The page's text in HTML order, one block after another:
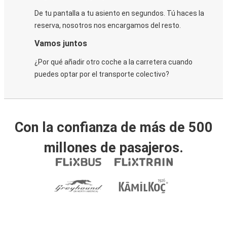
De tu pantalla a tu asiento en segundos. Tú haces la
reserva, nosotros nos encargamos del resto.
Vamos juntos
¿Por qué añadir otro coche a la carretera cuando
puedes optar por el transporte colectivo?
Con la confianza de más de 500
millones de pasajeros.